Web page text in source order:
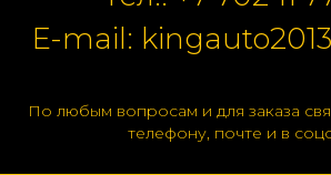
E-mail:
По любым вопросам и для заказа
телефону, почте и в